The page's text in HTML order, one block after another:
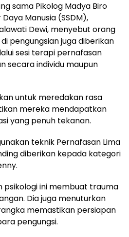
sama Pikolog Madya Biro
Manusia (SSDM),
Dewi, menyebut orang
pengungsian juga diberikan
sesi terapi pernafasan
secara individu maupun
untuk meredakan rasa
mereka mendapatkan
yang penuh tekanan.
teknik Pernafasan Lima
diberikan kepada kategori
psikologi ini membuat trauma
Dia juga menuturkan
memastikan persiapan
pengungsi.